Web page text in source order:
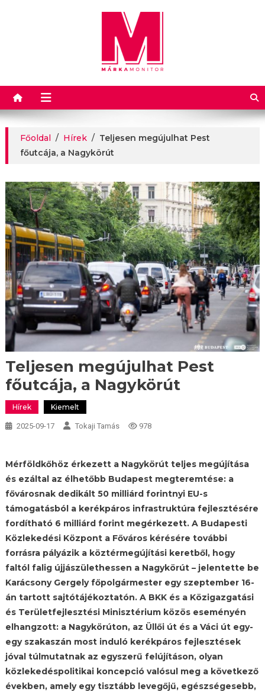
Márkamonitor
Főoldal / Hírek / Teljesen megújulhat Pest
főutcája, a Nagykörút
Teljesen megújulhat Pest
főutcája, a Nagykörút
Hírek Kiemelt
2025-09-17 Tokaji Tamás 978
Mérföldkőhöz érkezett a Nagykörút teljes megújítása
és ezáltal az élhetőbb Budapest megteremtése: a
fővárosnak dedikált 50 milliárd forintnyi EU-s
támogatásból a kerékpáros infrastruktúra fejlesztésére
fordítható 6 milliárd forint megérkezett. A Budapesti
Közlekedési Központ a Főváros kérésére további
forrásra pályázik a köztérmegújítási keretből, hogy
faltól falig újjászülethessen a Nagykörút – jelentette be
Karácsony Gergely főpolgármester egy szeptember 16-
án tartott sajtótájékoztatón. A BKK és a Közigazgatási
és Területfejlesztési Minisztérium közös eseményén
elhangzott: a Nagykörúton, az Üllői út és a Váci út egy-
egy szakaszán most induló kerékpáros fejlesztések
jóval túlmutatnak az egyszerű felújításon, olyan
közlekedéspolitikai koncepció valósul meg a következő
években, amely egy tisztább levegőjű, egészségesebb,